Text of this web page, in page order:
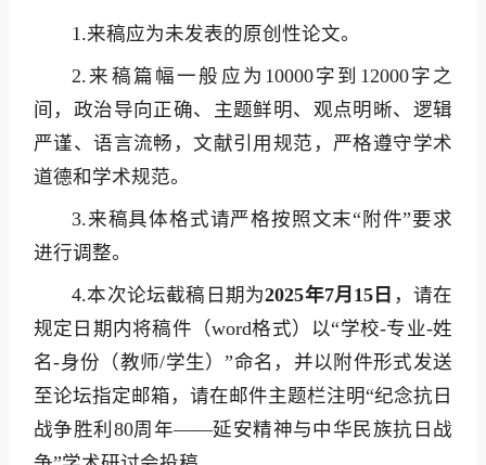
1.来稿应为未发表的原创性论文。
2.来稿篇幅一般应为10000字到12000字之
间，政治导向正确、主题鲜明、观点明晰、逻辑
严谨、语言流畅，文献引用规范，严格遵守学术
道德和学术规范。
3.来稿具体格式请严格按照文末“附件”要求
进行调整。
4.本次论坛截稿日期为2025年7月15日 ，请在
规定日期内将稿件（word格式）以“学校-专业-姓
名-身份（教师/学生）”命名，并以附件形式发送
至论坛指定邮箱，请在邮件主题栏注明“纪念抗日
战争胜利80周年——延安精神与中华民族抗日战